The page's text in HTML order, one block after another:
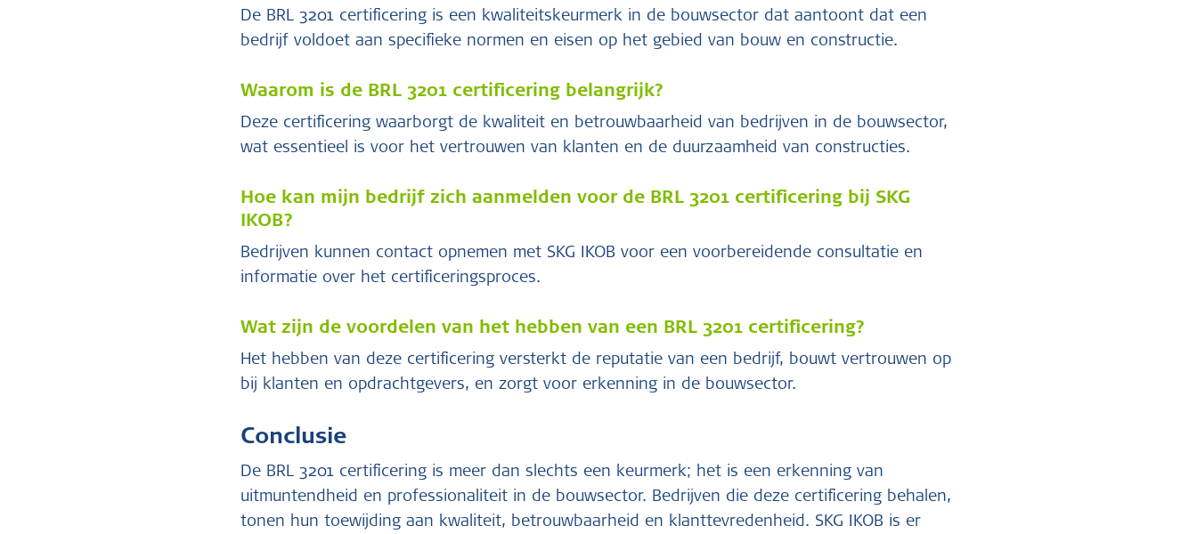
De BRL 3201 certificering is een kwaliteitskeurmerk in de bouwsector dat aantoont dat een
bedrijf voldoet aan specifieke normen en eisen op het gebied van bouw en constructie.
Waarom is de BRL 3201 certificering belangrijk?
Deze certificering waarborgt de kwaliteit en betrouwbaarheid van bedrijven in de bouwsector,
wat essentieel is voor het vertrouwen van klanten en de duurzaamheid van constructies.
Hoe kan mijn bedrijf zich aanmelden voor de BRL 3201 certificering bij SKG
IKOB?
Bedrijven kunnen contact opnemen met SKG IKOB voor een voorbereidende consultatie en
informatie over het certificeringsproces.
Wat zijn de voordelen van het hebben van een BRL 3201 certificering?
Het hebben van deze certificering versterkt de reputatie van een bedrijf, bouwt vertrouwen op
bij klanten en opdrachtgevers, en zorgt voor erkenning in de bouwsector.
Conclusie
De BRL 3201 certificering is meer dan slechts een keurmerk; het is een erkenning van
uitmuntendheid en professionaliteit in de bouwsector. Bedrijven die deze certificering behalen,
tonen hun toewijding aan kwaliteit, betrouwbaarheid en klanttevredenheid. SKG IKOB is er